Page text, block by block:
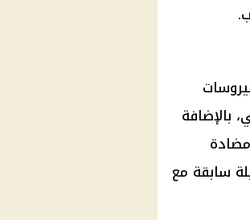
.
، بالإضافة
سابقة مع